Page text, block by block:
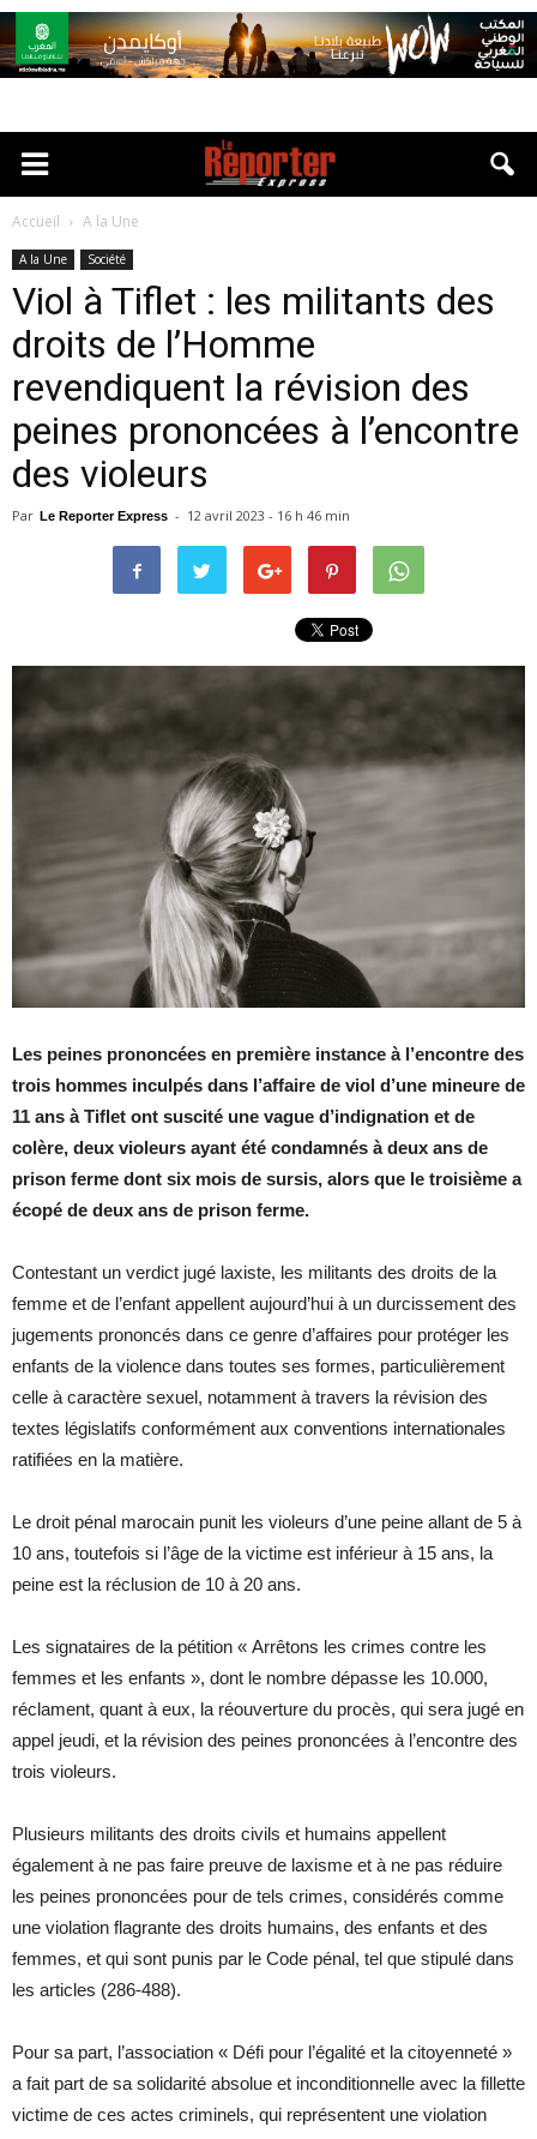
Accueil A la Une
A la Une Société
Viol à Tiflet : les militants des
droits de l’Homme
revendiquent la révision des
peines prononcées à l’encontre
des violeurs
Par Le Reporter Express - 12 avril 2023 - 16 h 46 min
Les peines prononcées en première instance à l’encontre des
trois hommes inculpés dans l’affaire de viol d’une mineure de
11 ans à Tiflet ont suscité une vague d’indignation et de
colère, deux violeurs ayant été condamnés à deux ans de
prison ferme dont six mois de sursis, alors que le troisième a
écopé de deux ans de prison ferme.
Contestant un verdict jugé laxiste, les militants des droits de la
femme et de l’enfant appellent aujourd’hui à un durcissement des
jugements prononcés dans ce genre d’affaires pour protéger les
enfants de la violence dans toutes ses formes, particulièrement
celle à caractère sexuel, notamment à travers la révision des
textes législatifs conformément aux conventions internationales
ratifiées en la matière.
Le droit pénal marocain punit les violeurs d’une peine allant de 5 à
10 ans, toutefois si l’âge de la victime est inférieur à 15 ans, la
peine est la réclusion de 10 à 20 ans.
Les signataires de la pétition « Arrêtons les crimes contre les
femmes et les enfants », dont le nombre dépasse les 10.000,
réclament, quant à eux, la réouverture du procès, qui sera jugé en
appel jeudi, et la révision des peines prononcées à l’encontre des
trois violeurs.
Plusieurs militants des droits civils et humains appellent
également à ne pas faire preuve de laxisme et à ne pas réduire
les peines prononcées pour de tels crimes, considérés comme
une violation flagrante des droits humains, des enfants et des
femmes, et qui sont punis par le Code pénal, tel que stipulé dans
les articles (286-488).
Pour sa part, l’association « Défi pour l’égalité et la citoyenneté »
a fait part de sa solidarité absolue et inconditionnelle avec la fillette
victime de ces actes criminels, qui représentent une violation